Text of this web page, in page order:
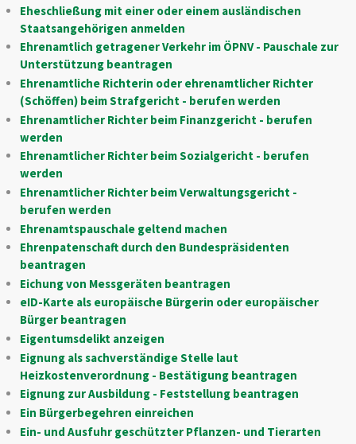
Eheschließung mit einer oder einem ausländischen
Staatsangehörigen anmelden
Ehrenamtlich getragener Verkehr im ÖPNV - Pauschale zur
Unterstützung beantragen
Ehrenamtliche Richterin oder ehrenamtlicher Richter
(Schöffen) beim Strafgericht - berufen werden
Ehrenamtlicher Richter beim Finanzgericht - berufen
werden
Ehrenamtlicher Richter beim Sozialgericht - berufen
werden
Ehrenamtlicher Richter beim Verwaltungsgericht -
berufen werden
Ehrenamtspauschale geltend machen
Ehrenpatenschaft durch den Bundespräsidenten
beantragen
Eichung von Messgeräten beantragen
eID-Karte als europäische Bürgerin oder europäischer
Bürger beantragen
Eigentumsdelikt anzeigen
Eignung als sachverständige Stelle laut
Heizkostenverordnung - Bestätigung beantragen
Eignung zur Ausbildung - Feststellung beantragen
Ein Bürgerbegehren einreichen
Ein- und Ausfuhr geschützter Pflanzen- und Tierarten